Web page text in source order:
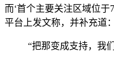
而‘首个主要关注区域位于
平台上发文称，并补充道：
“把那变成支持，我